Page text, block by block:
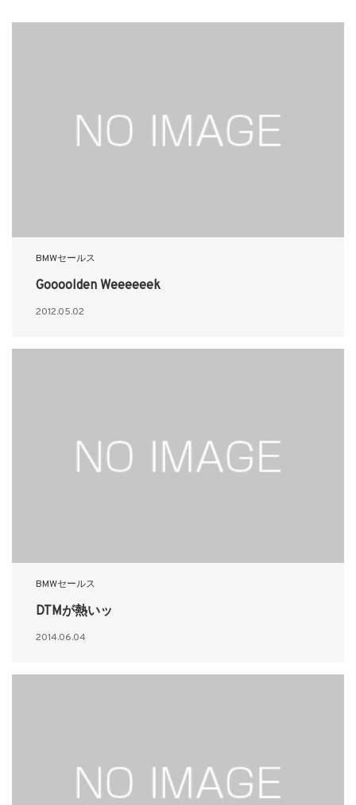
BMWセールス
Goooolden Weeeeeek
2012.05.02
BMWセールス
DTMが熱いッ
2014.06.04